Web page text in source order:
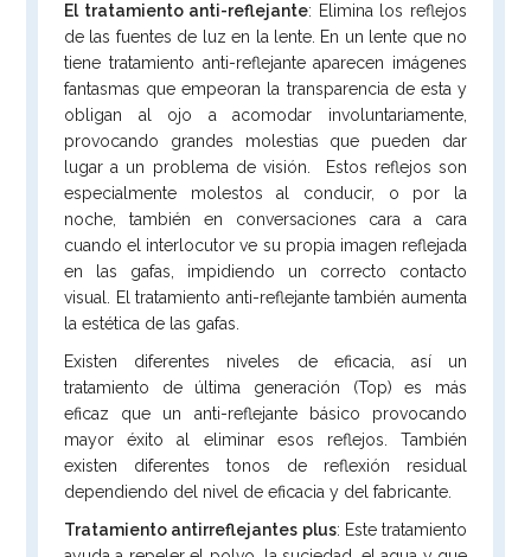
El tratamiento anti-reflejante: Elimina los reflejos
de las fuentes de luz en la lente. En un lente que no
tiene tratamiento anti-reflejante aparecen imágenes
fantasmas que empeoran la transparencia de esta y
obligan al ojo a acomodar involuntariamente,
provocando grandes molestias que pueden dar
lugar a un problema de visión. Estos reflejos son
especialmente molestos al conducir, o por la
noche, también en conversaciones cara a cara
cuando el interlocutor ve su propia imagen reflejada
en las gafas, impidiendo un correcto contacto
visual. El tratamiento anti-reflejante también aumenta
la estética de las gafas.
Existen diferentes niveles de eficacia, así un
tratamiento de última generación (Top) es más
eficaz que un anti-reflejante básico provocando
mayor éxito al eliminar esos reflejos. También
existen diferentes tonos de reflexión residual
dependiendo del nivel de eficacia y del fabricante.
Tratamiento antirreflejantes plus: Este tratamiento